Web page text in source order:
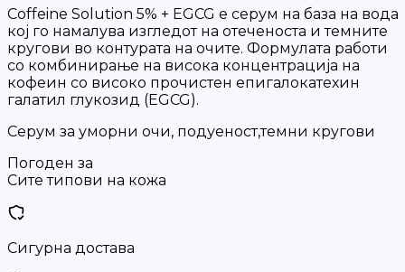
Coffeine Solution 5% + EGCG е серум на база на вода
кој го намалува изгледот на отеченоста и темните
кругови во контурата на очите. Формулата работи
со комбинирање на висока концентрација на
кофеин со високо прочистен епигалокатехин
галатил глукозид (EGCG).
Серум за уморни очи, подуеност,темни кругови
Погоден за
Сите типови на кожа
Сигурна достава